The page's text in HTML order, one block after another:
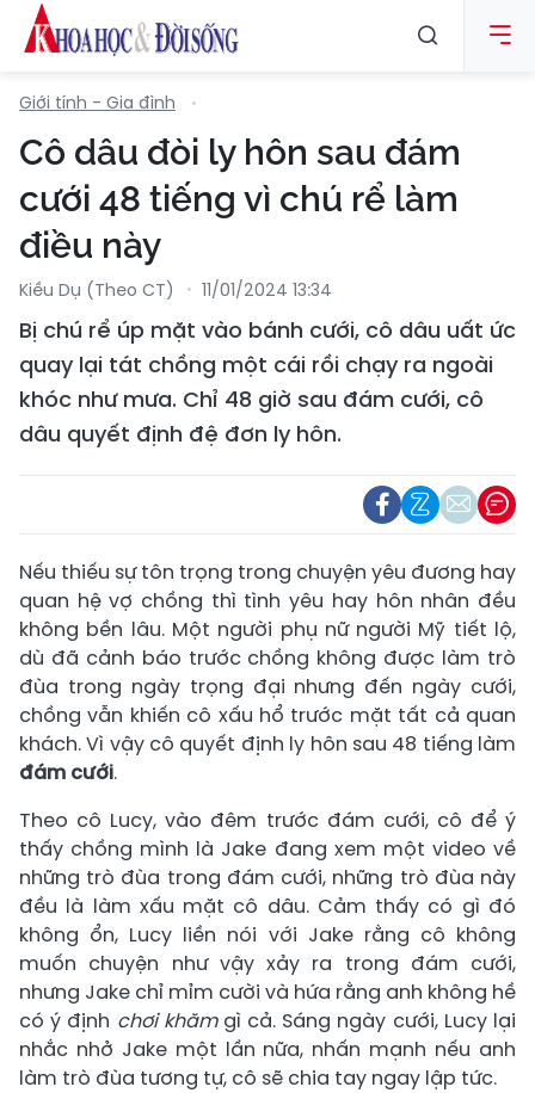
Giới tính - Gia đình
Cô dâu đòi ly hôn sau đám
cưới 48 tiếng vì chú rể làm
điều này
Kiều Dụ (Theo CT) 11/01/2024 13:34
Bị chú rể úp mặt vào bánh cưới, cô dâu uất ức
quay lại tát chồng một cái rồi chạy ra ngoài
khóc như mưa. Chỉ 48 giờ sau đám cưới, cô
dâu quyết định đệ đơn ly hôn.
Nếu thiếu sự tôn trọng trong chuyện yêu đương hay
quan hệ vợ chồng thì tình yêu hay hôn nhân đều
không bền lâu. Một người phụ nữ người Mỹ tiết lộ,
dù đã cảnh báo trước chồng không được làm trò
đùa trong ngày trọng đại nhưng đến ngày cưới,
chồng vẫn khiến cô xấu hổ trước mặt tất cả quan
khách. Vì vậy cô quyết định ly hôn sau 48 tiếng làm
đám cưới.
Theo cô Lucy, vào đêm trước đám cưới, cô để ý
thấy chồng mình là Jake đang xem một video về
những trò đùa trong đám cưới, những trò đùa này
đều là làm xấu mặt cô dâu. Cảm thấy có gì đó
không ổn, Lucy liền nói với Jake rằng cô không
muốn chuyện như vậy xảy ra trong đám cưới,
nhưng Jake chỉ mỉm cười và hứa rằng anh không hề
có ý định chơi khămgì cả. Sáng ngày cưới, Lucy lại
nhắc nhở Jake một lần nữa, nhấn mạnh nếu anh
làm trò đùa tương tự, cô sẽ chia tay ngay lập tức.